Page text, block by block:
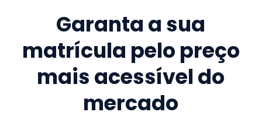
Garanta a sua
matrícula pelo preço
mais acessível do
mercado